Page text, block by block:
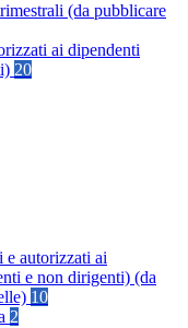
(da pubblicare
ai dipendenti
20
autorizzati ai
e non dirigenti) (da
10
2